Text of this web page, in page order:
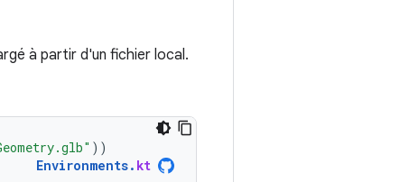
à partir d'un fichier local.
))
Environments. kt